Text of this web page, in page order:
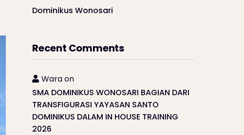
Dominikus Wonosari
Recent Comments
Waraon
SMA DOMINIKUS WONOSARI BAGIAN DARI
TRANSFIGURASI YAYASAN SANTO
DOMINIKUS DALAM IN HOUSE TRAINING
2026